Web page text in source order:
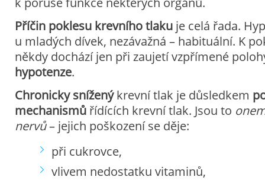
Příčin poklesu krevního tlakuje celá řada.
u mladých dívek, nezávažná – habituální. K
někdy dochází jen při zaujetí vzpřímené
hypotenze.
Chronicky sníženýkrevní tlak je důsledkem
mechanismůřídících krevní tlak. Jsou to
nervů– jejich poškození se děje:
při cukrovce,
vlivem nedostatku vitaminů,